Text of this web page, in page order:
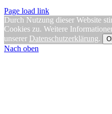
Page load link
Durch Nutzung dieser Website
Cookies zu. Weitere
unserer Datenschutzerklärung.
Nach oben